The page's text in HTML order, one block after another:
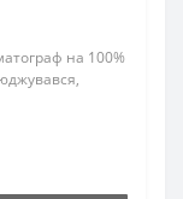
на 100%